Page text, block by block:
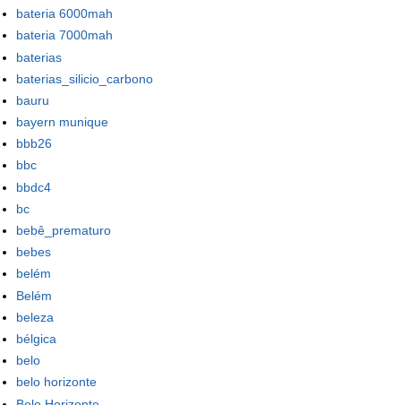
bateria 6000mah
bateria 7000mah
baterias
baterias_silicio_carbono
bauru
bayern munique
bbb26
bbc
bbdc4
bc
bebê_prematuro
bebes
belém
Belém
beleza
bélgica
belo
belo horizonte